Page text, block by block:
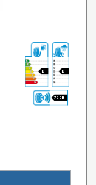
D D
72 DB